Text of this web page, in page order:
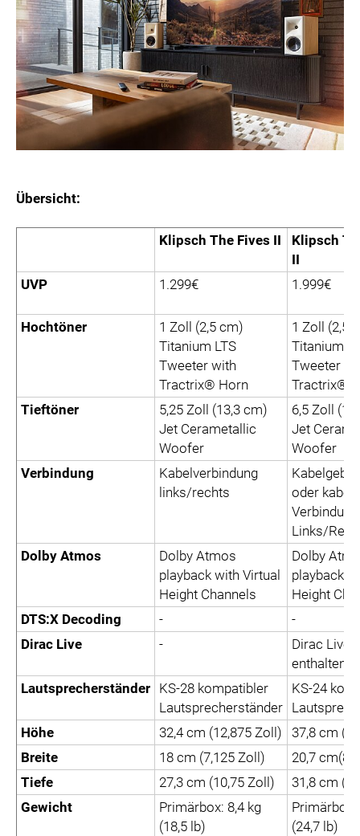
Übersicht:
Klipsch The Fives II
Klipsch
II
UVP
1.299€ 1.999€
Hochtöner
1 Zoll (2,5 cm)
Titanium LTS
Tweeter with
Tractrix® Horn
1 Zoll (2,5
Titanium
Tweeter
Tractrix®
Tieftöner
5,25 Zoll (13,3 cm)
Jet Cerametallic
Woofer
6,5 Zoll
Jet
Woofer
Verbindung
Kabelverbindung
links/rechts
oder
Verbindung
Links/
Dolby Atmos
Dolby Atmos
playback with Virtual
Height Channels
Dolby
playback
Height
DTS:X Decoding
-
-
Dirac Live
-
Dirac Live-
enthalten
Lautsprecherständer KS-28 kompatibler
Lautsprecherständer
KS-24
Höhe
32,4 cm (12,875 Zoll)
37,8 cm
Breite
18 cm (7,125 Zoll)
20,7
Tiefe
27,3 cm (10,75 Zoll)
31,8 cm
Gewicht
Primärbox: 8,4 kg
(18,5 lb)
Primärbox:
(24,7 lb)